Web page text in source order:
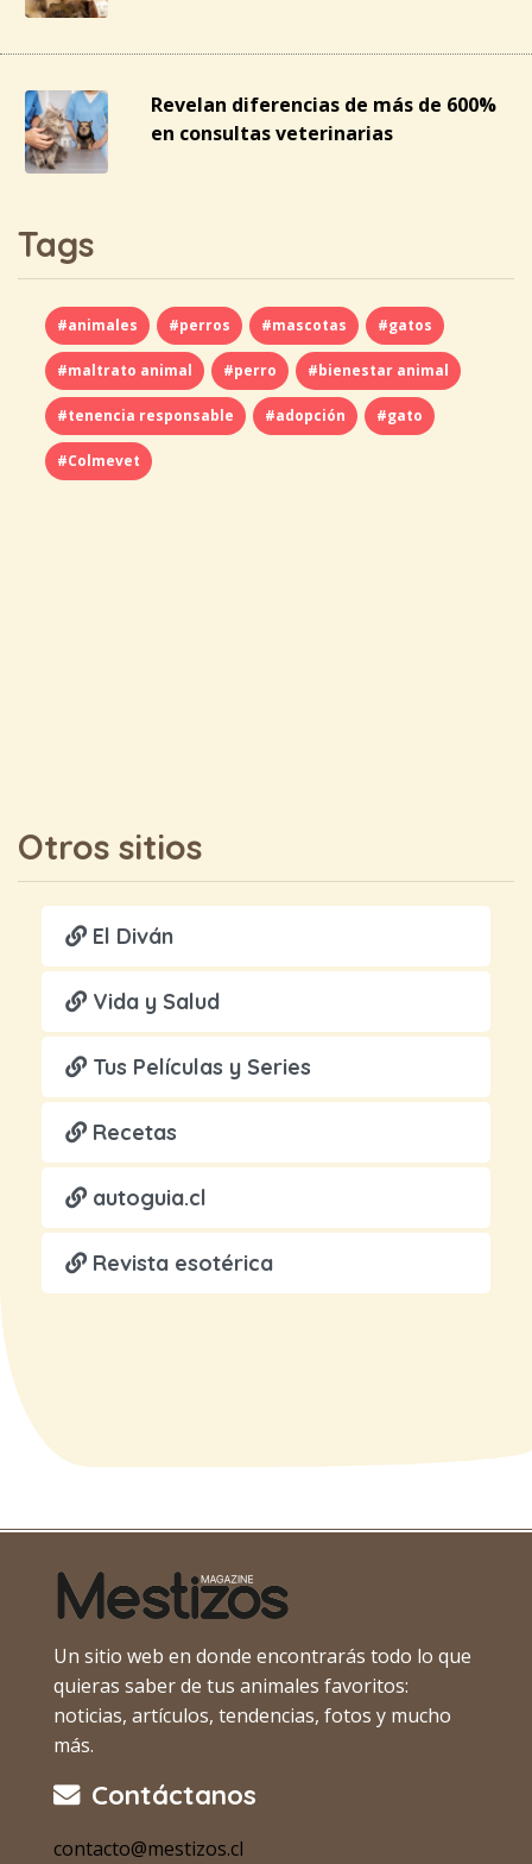
Revelan diferencias de más de 600%
en consultas veterinarias
Tags
#animales #perros #mascotas #gatos
#maltrato animal #perro #bienestar animal
#tenencia responsable #adopción #gato
#Colmevet
Otros sitios
El Diván
Vida y Salud
Tus Películas y Series
Recetas
autoguia.cl
Revista esotérica
Un sitio web en donde encontrarás todo lo que
quieras saber de tus animales favoritos:
noticias, artículos, tendencias, fotos y mucho
más.
Contáctanos
contacto@mestizos.cl